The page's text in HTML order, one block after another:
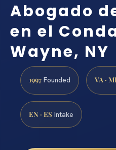
Abogado
en el
Wayne, NY
1997 Founded VA ·
EN · ES Intake